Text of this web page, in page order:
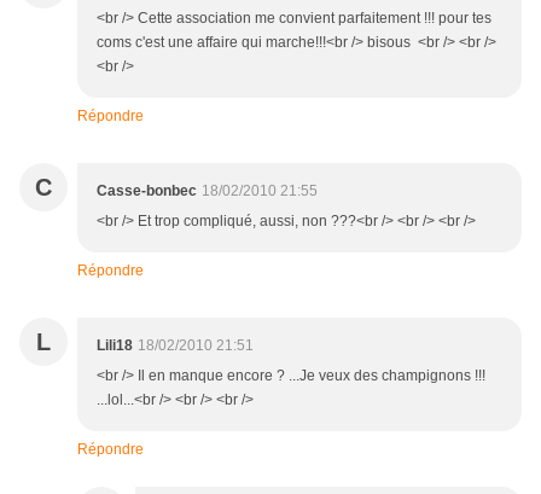
<br /> Cette association me convient parfaitement !!! pour tes
coms c'est une affaire qui marche!!!<br /> bisous <br /> <br />
<br />
Répondre
C Casse-bonbec 18/02/2010 21:55
<br /> Et trop compliqué, aussi, non ???<br /> <br /> <br />
Répondre
L Lili18 18/02/2010 21:51
<br /> Il en manque encore ? ...Je veux des champignons !!!
...lol...<br /> <br /> <br />
Répondre